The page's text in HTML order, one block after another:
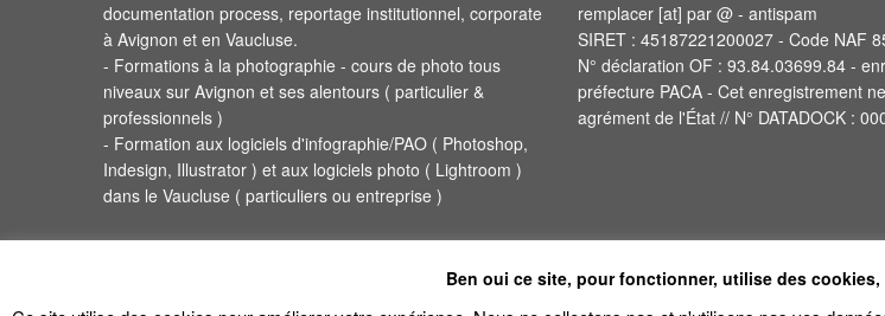
documentation process, reportage institutionnel, corporate
à Avignon et en Vaucluse.
- Formations à la photographie - cours de photo tous
niveaux sur Avignon et ses alentours ( particulier &
professionnels )
- Formation aux logiciels d'infographie/PAO ( Photoshop,
Indesign, Illustrator ) et aux logiciels photo ( Lightroom )
dans le Vaucluse ( particuliers ou entreprise )
remplacer [at] par @ - antispam
SIRET : 45187221200027 - Code NAF
N° déclaration OF : 93.84.03699.84 -
préfecture PACA - Cet enregistrement
agrément de l'État // N° DATADOCK :
Ben oui ce site, pour fonctionner, utilise des